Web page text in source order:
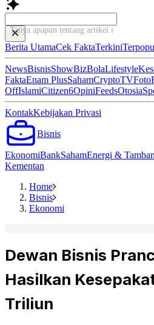
Tanya apapun tentang artikel ini...
Berita UtamaCek FaktaTerkini
NewsBisnisShowBizBolaLifestyle
FaktaEnam PlusSahamCryptoTVFoto
OffIslamiCitizen6OpiniFeedsOtosia
KontakKebijakan Privasi
Bisnis
EkonomiBankSahamEnergi &
Kementan
Home
Bisnis
Ekonomi
Dewan Bisnis
Hasilkan
Triliun